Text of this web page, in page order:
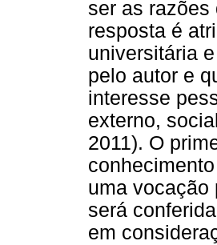
ser as razões
resposta é
universitária
pelo autor e
interesse
externo,
2011). O
uma vocação
será
em